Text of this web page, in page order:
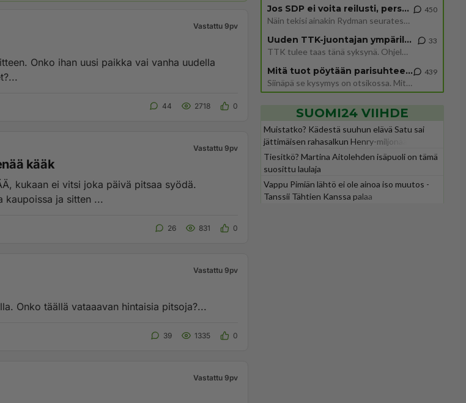
Vastattu 9pv
Onko ihan uusi paikka vai vanha uudella
44 2718 0
Vastattu 9pv
kääk
kukaan ei vitsi joka päivä pitsaa syödä.
kaupoissa ja sitten ...
26 831 0
Vastattu 9pv
Onko täällä vataaavan hintaisia pitsoja?...
39 1335 0
Vastattu 9pv
Jos SDP ei voita reilusti, persut kumoavat demokratian Suomesta
Näin tekisi ainakin Rydman seuratessaan idolinsa Trumpin mallia https://www.is.fi/politiikka/art-2000012187244.html
450
Uuden TTK-juontajan ympärillä epätietoisuus sakenee - Nyt MTV hämmentää soppaa
TTK tulee taas tänä syksynä. Ohjelman uudet tähtioppilaat julkistetaan torstaina 6. elokuuta klo 14 alkavassa lehdistö
33
Mitä tuot pöytään parisuhteessa?
Siinäpä se kysymys on otsikossa. Mitäpä siis tuot/toisit pöytään parisuhteessa? Oletko mies vai nainen? Koetko sen mitä
439
SUOMI24 VIIHDE
Muistatko? Kädestä suuhun elävä Satu sai
jättimäisen rahasalkun Henry-miljonääriltä
Tiesitkö? Martina Aitolehden isäpuoli on tämä
suosittu laulaja
Vappu Pimiän lähtö ei ole ainoa iso muutos -
Tanssii Tähtien Kanssa palaa